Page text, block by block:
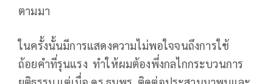
ตามมา
ในครั้งนั้นมีการแสดงความไม่พอใจจนถึงการใช้
ถ้อยคำที่รุนแรง ทำให้ผมต้องพึ่งกลไกกระบวนการ